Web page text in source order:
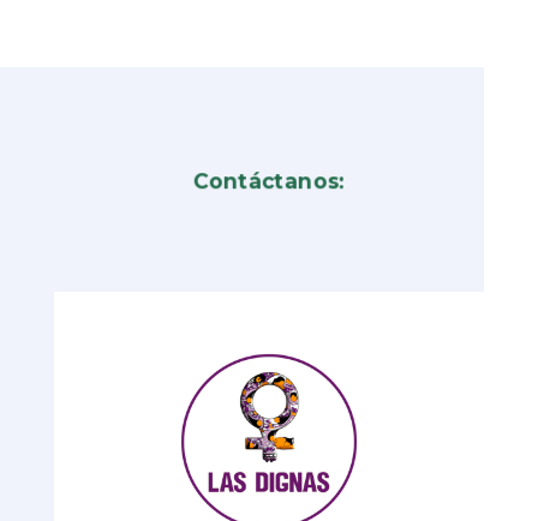
Contáctanos: